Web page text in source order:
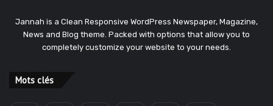
Jannah is a Clean Responsive WordPress Newspaper, Magazine,
News and Blog theme. Packed with options that allow you to
completely customize your website to your needs.
Mots clés